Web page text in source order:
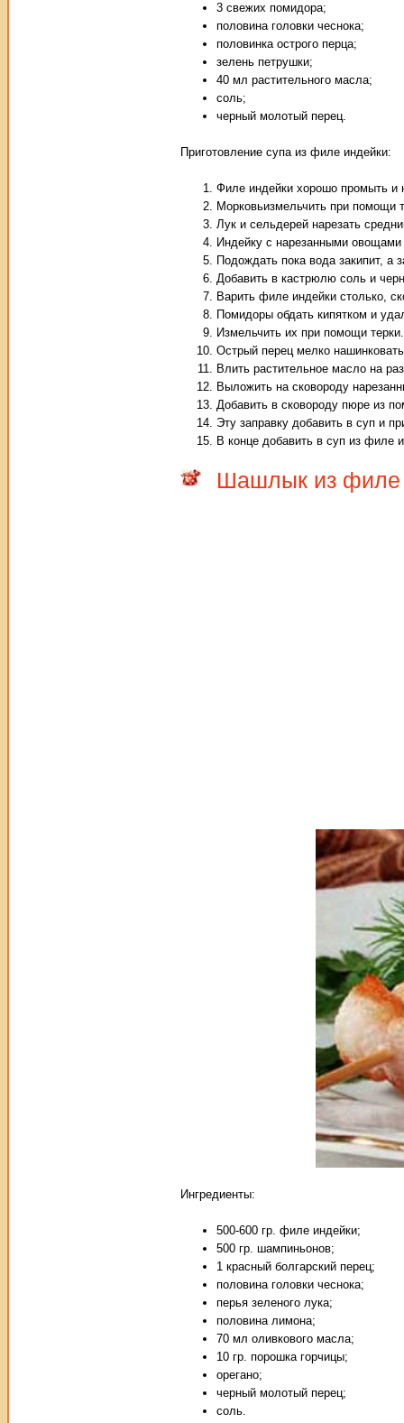
3 свежих помидора;
половина головки чеснока;
половинка острого перца;
зелень петрушки;
40 мл растительного масла;
соль;
черный молотый перец.
Приготовление супа из филе индейки:
Филе индейки хорошо промыть и
Морковьизмельчить при помощи
Лук и сельдерей нарезать
Индейку с нарезанными
Подождать пока вода закипит, а
Добавить в кастрюлю соль и
Варить филе индейки столько,
Помидоры обдать кипятком и
Измельчить их при помощи терки.
Острый перец мелко
Влить растительное масло на
Выложить на сковороду
Добавить в сковороду пюре из
Эту заправку добавить в суп и
В конце добавить в суп из филе
Шашлык из филе
Ингредиенты:
500-600 гр. филе индейки;
500 гр. шампиньонов;
1 красный болгарский перец;
половина головки чеснока;
перья зеленого лука;
половина лимона;
70 мл оливкового масла;
10 гр. порошка горчицы;
орегано;
черный молотый перец;
соль.